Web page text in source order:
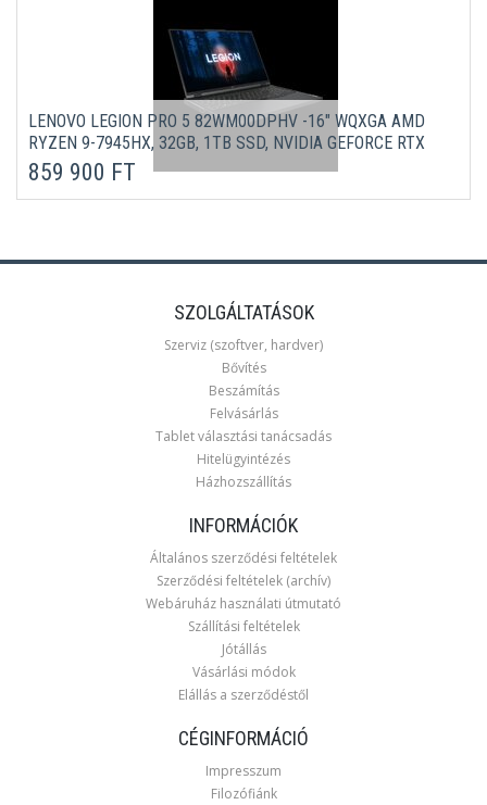
LENOVO LEGION PRO 5 82WM00DPHV -16" WQXGA AMD
RYZEN 9-7945HX, 32GB, 1TB SSD, NVIDIA GEFORCE RTX
4070 8GB, DOS - ONYX SZÜRKE LAPTOP 3 ÉV GARANCIÁVAL
859 900 FT
SZOLGÁLTATÁSOK
Szerviz (szoftver, hardver)
Bővítés
Beszámítás
Felvásárlás
Tablet választási tanácsadás
Hitelügyintézés
Házhozszállítás
INFORMÁCIÓK
Általános szerződési feltételek
Szerződési feltételek (archív)
Webáruház használati útmutató
Szállítási feltételek
Jótállás
Vásárlási módok
Elállás a szerződéstől
CÉGINFORMÁCIÓ
Impresszum
Filozófiánk